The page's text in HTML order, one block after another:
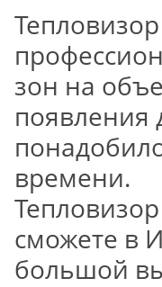
зон на
появления
времени.
сможете в
большой